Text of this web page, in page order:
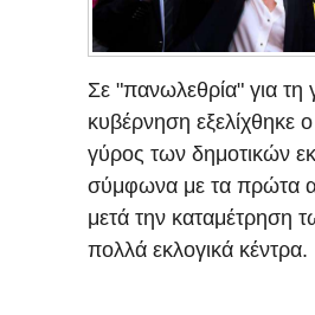
Σε "πανωλεθρία" για τη
κυβέρνηση εξελίχθηκε
γύρος των δημοτικών
σύμφωνα με τα πρώτα
μετά την καταμέτρηση
πολλά εκλογικά κέντρα.